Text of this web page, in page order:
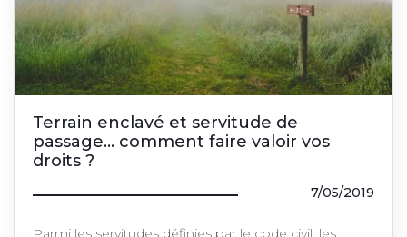
Terrain enclavé et servitude de
passage… comment faire valoir vos
droits ?
7/05/2019